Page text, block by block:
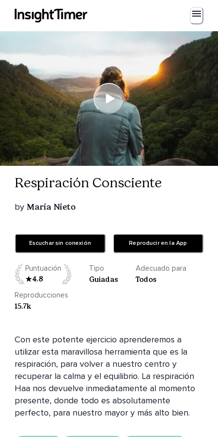
Respiración Consciente
by Maria Nieto
Escuchar sin conexión Reproducir en la App
Puntuación
4.8
Tipo
Guiadas
Adecuado para
Todos
Reproducciones
15.7k
Con este potente ejercicio aprenderemos a
utilizar esta maravillosa herramienta que es la
respiración, para volver a nuestro centro y
recuperar la calma y el equilibrio. La respiración
Haa nos devuelve inmediatamente al momento
presente, donde todo es absolutamente
perfecto, para nuestro mayor y más alto bien.